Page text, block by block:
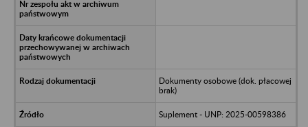
Dokumenty osobowe (dok. płacowej
brak)
Suplement - UNP: 2025-00598386